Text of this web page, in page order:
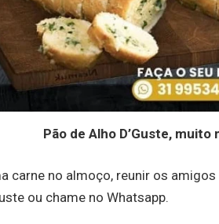
Pão de Alho D’Guste,
carne no almoço, reunir os
ou chame no Whatsapp.